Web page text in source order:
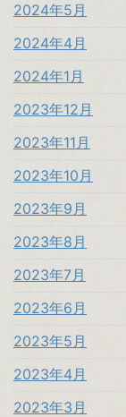
2024年5月
2024年4月
2024年1月
2023年12月
2023年11月
2023年10月
2023年9月
2023年8月
2023年7月
2023年6月
2023年5月
2023年4月
2023年3月